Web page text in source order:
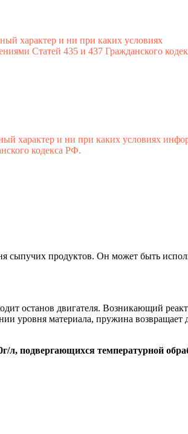
характер и ни при каких условиях
Статей 435 и 437 Гражданского
характер и ни при каких условиях
кодекса РФ.
сыпучих продуктов. Он может быть
останов двигателя. Возникающий
уровня материала, пружина возвращает
подвергающихся температурной